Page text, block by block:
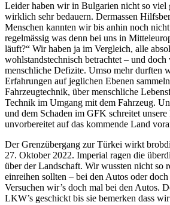
Leider haben wir in Bulgarien nicht so viel
wirklich sehr bedauern. Dermassen
Menschen kannten wir bis anhin noch
regelmässig was denn bei uns in
läuft?“ Wir haben ja im Vergleich, alle
wohlstandstechnisch betrachtet – und doch
menschliche Defizite. Umso mehr durften
Erfahrungen auf jeglichen Ebenen
Fahrzeugtechnik, über menschliche
Technik im Umgang mit dem Fahrzeug.
und dem Schaden im GFK schreitet
unvorbereitet auf das kommende Land
Der Grenzübergang zur Türkei wirkt
27. Oktober 2022. Imperial ragen die
über der Landschaft. Wir wussten nicht so
einreihen sollten – bei den Autos oder
Versuchen wir’s doch mal bei den Autos.
LKW’s geschickt bis sie bemerken dass